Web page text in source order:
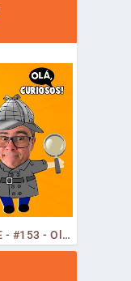
MEMÓRIAS DA COLEÇÃO VAGA-LUME - #153 - Olá, Curiosos! 2023